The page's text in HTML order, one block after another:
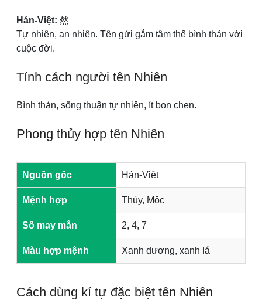
Hán-Việt: 然
Tự nhiên, an nhiên. Tên gửi gắm tâm thế bình thản với
cuộc đời.
Tính cách người tên Nhiên
Bình thản, sống thuận tự nhiên, ít bon chen.
Phong thủy hợp tên Nhiên
Nguồn gốc Hán-Việt
Mệnh hợp Thủy, Mộc
Số may mắn 2, 4, 7
Màu hợp mệnh Xanh dương, xanh lá
Cách dùng kí tự đặc biệt tên Nhiên